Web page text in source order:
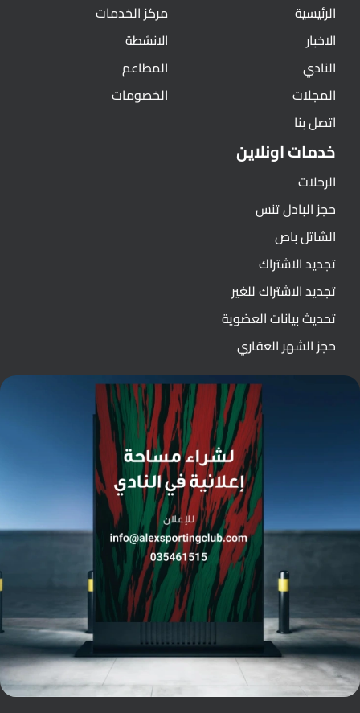
الرئيسية
الاخبار
النادي
المجلات
اتصل بنا
مركز الخدمات
الانشطة
المطاعم
الخصومات
خدمات اونلاين
الرحلات
حجز البادل تنس
الشاتل باص
تجديد الاشتراك
تجديد الاشتراك للغير
تحديث بيانات العضوية
حجز الشهر العقاري